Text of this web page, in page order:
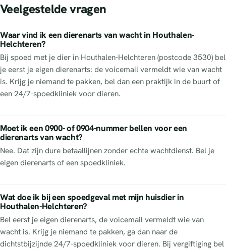
Veelgestelde vragen
Waar vind ik een dierenarts van wacht in Houthalen-
Helchteren?
Bij spoed met je dier in Houthalen-Helchteren (postcode 3530) bel
je eerst je eigen dierenarts: de voicemail vermeldt wie van wacht
is. Krijg je niemand te pakken, bel dan een praktijk in de buurt of
een 24/7-spoedkliniek voor dieren.
Moet ik een 0900- of 0904-nummer bellen voor een
dierenarts van wacht?
Nee. Dat zijn dure betaallijnen zonder echte wachtdienst. Bel je
eigen dierenarts of een spoedkliniek.
Wat doe ik bij een spoedgeval met mijn huisdier in
Houthalen-Helchteren?
Bel eerst je eigen dierenarts, de voicemail vermeldt wie van
wacht is. Krijg je niemand te pakken, ga dan naar de
dichtstbijzijnde 24/7-spoedkliniek voor dieren. Bij vergiftiging bel